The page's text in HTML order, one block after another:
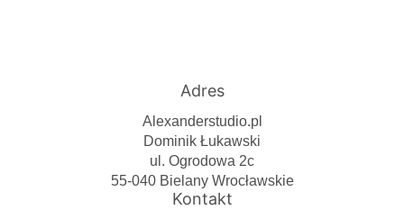
Adres
Alexanderstudio.pl
Dominik Łukawski
ul. Ogrodowa 2c
55-040 Bielany Wrocławskie
Kontakt